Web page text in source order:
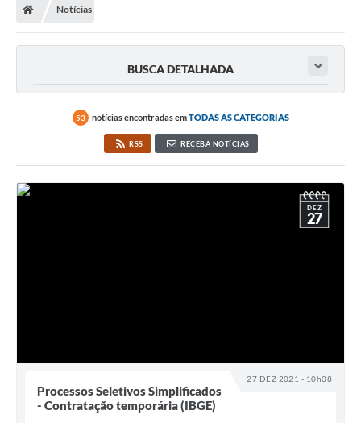
Notícias
BUSCA DETALHADA
53 notícias encontradas emTODAS AS CATEGORIAS
RSS RECEBA NOTÍCIAS
27 DEZ 2021 - 10h08
DEZ
27
Processos Seletivos Simplificados
- Contratação temporária (IBGE)